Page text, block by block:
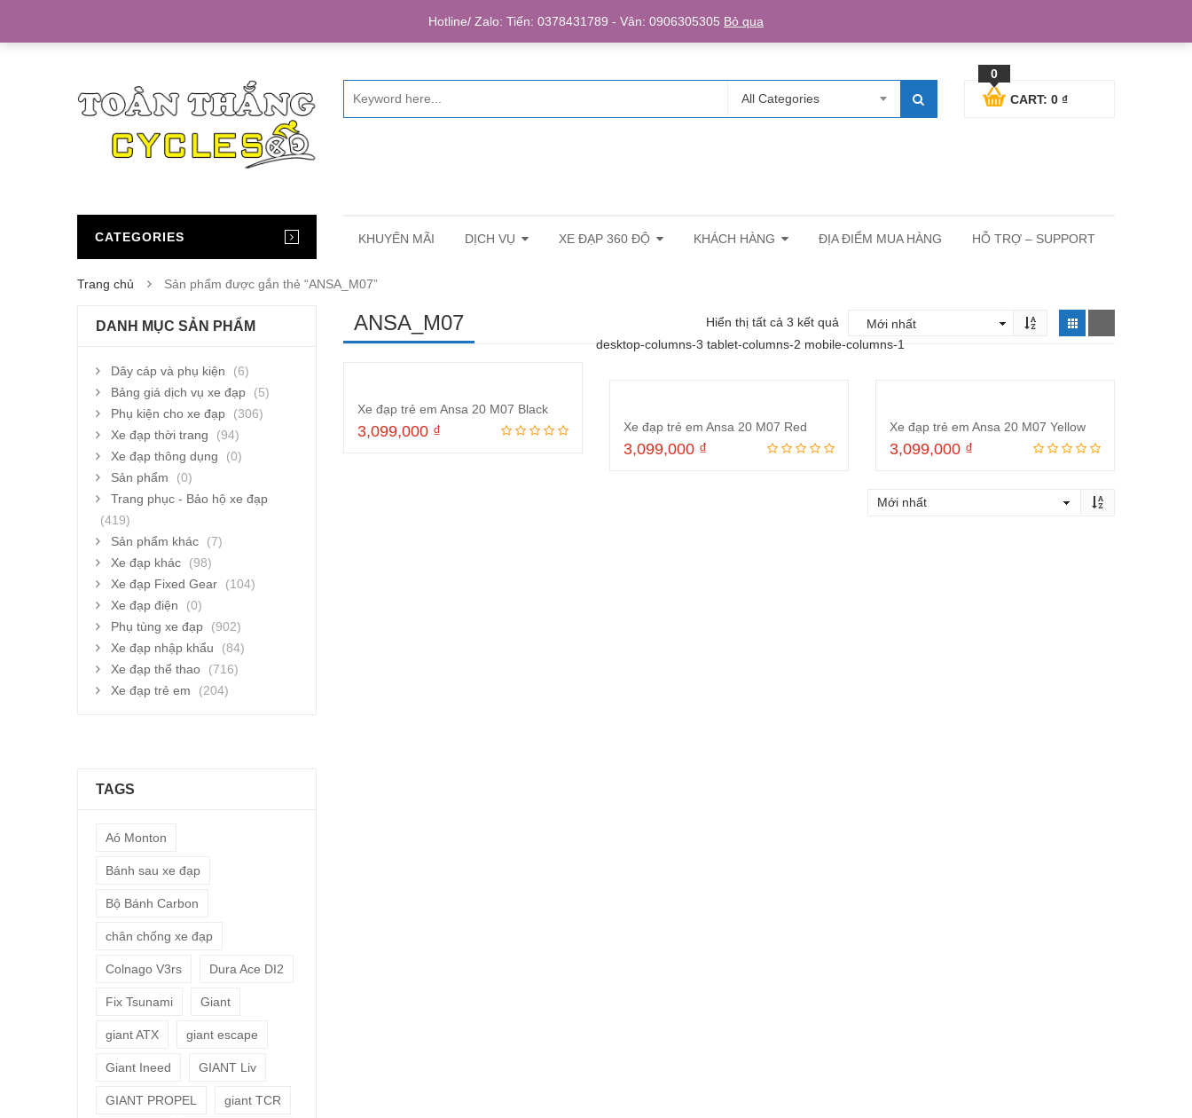
Login/Register
All Categories
0
CART: 0 ₫
CATEGORIES KHUYẾN MÃI DỊCH VỤ XE ĐẠP 360 ĐỘ KHÁCH HÀNG ĐỊA ĐIỂM MUA HÀNG HỖ TRỢ – SUPPORT
Trang chủ Sản phẩm được gắn thẻ “ANSA_M07”
ANSA_M07
Hiển thị tất cả 3 kết quả
desktop-columns-3 tablet-columns-2 mobile-columns-1
Xe đạp trẻ em Ansa 20 M07 Black
3,099,000 ₫ Xe đạp trẻ em Ansa 20 M07 Red
3,099,000 ₫
Xe đạp trẻ em Ansa 20 M07 Yellow
3,099,000 ₫
DANH MỤC SẢN PHẨM
Dây cáp và phụ kiện
(6)
Bảng giá dịch vụ xe đạp
(5)
Phụ kiện cho xe đạp
(306)
Xe đạp thời trang
(94)
Xe đạp thông dụng
(0)
Sản phẩm
(0)
Trang phục - Bảo hộ xe đạp
(419)
Sản phẩm khác
(7)
Xe đạp khác
(98)
Xe đạp Fixed Gear
(104)
Xe đạp điện
(0)
Phụ tùng xe đạp
(902)
Xe đạp nhập khẩu
(84)
Xe đạp thể thao
(716)
Xe đạp trẻ em
(204)
TAGS
Aó Monton
Bánh sau xe đạp
Bộ Bánh Carbon
chân chống xe đạp
Colnago V3rs Dura Ace DI2
Fix Tsunami Giant
giant ATX giant escape
Giant Ineed GIANT Liv
GIANT PROPEL giant TCR
Hotline/ Zalo: Tiến: 0378431789 - Vân: 0906305305 Bỏ qua